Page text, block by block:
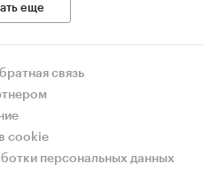
еще
связь
cookie
персональных данных